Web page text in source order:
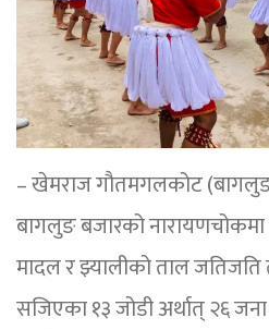
– खेमराज गौतमगलकोट
बागलुङ बजारको
मादल र झ्यालीको ताल जतिजति
सजिएका १३ जोडी अर्थात् २६